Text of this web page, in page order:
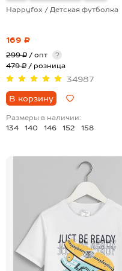
Happyfox / Детская футболка
169 ₽
299 ₽ / опт
?
479 ₽ / розница
34987
В корзину
Размеры в наличии:
134
140 146 152 158